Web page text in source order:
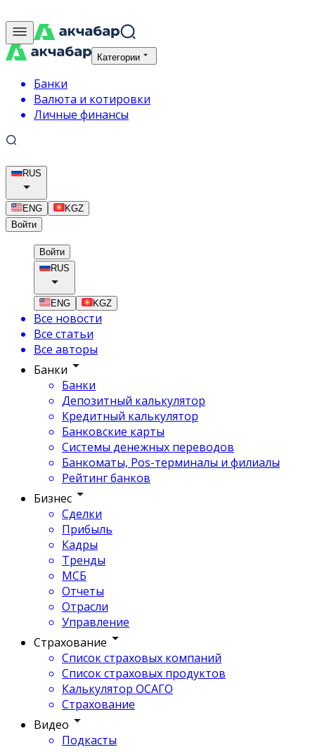
Категории
Банки
Валюта и котировки
Личные финансы
RUS
ENG
KGZ
Войти
Войти
RUS
ENG KGZ
Все новости
Все статьи
Все авторы
Банки
Банки
Депозитный калькулятор
Кредитный калькулятор
Банковские карты
Системы денежных переводов
Банкоматы, Pos-терминалы и филиалы
Рейтинг банков
Бизнес
Сделки
Прибыль
Кадры
Тренды
МСБ
Отчеты
Отрасли
Управление
Страхование
Список страховых компаний
Список страховых продуктов
Калькулятор ОСАГО
Страхование
Видео
Подкасты